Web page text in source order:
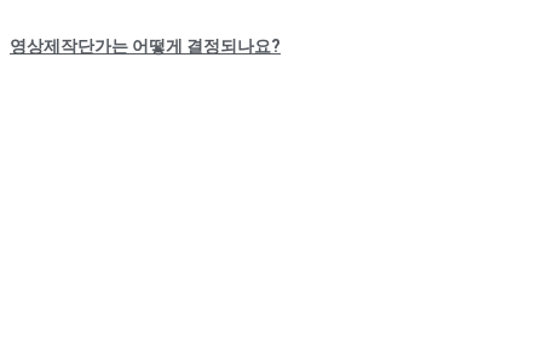
영상제작단가는 어떻게 결정되나요?